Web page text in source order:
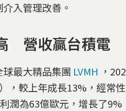
入管理改善。
營收贏台積電
最大精品集團 LVMH ，
，較上年成長13%，經常
潤為63億歐元，增長了